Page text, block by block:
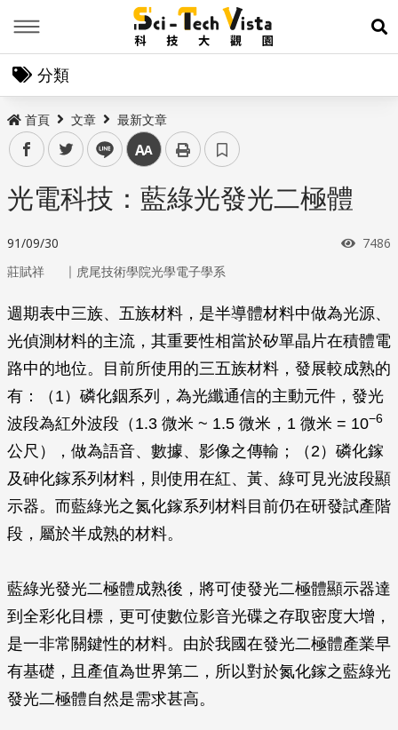
展
分類
首頁 文章 最新文章
facebooktwitter line 中
光電科技：藍綠光發光二極體
91/09/30 瀏覽
7486
莊賦祥 ｜ 虎尾技術學院光學電子學系
週期表中三族、五族材料，是半導體材料中做為光源、
光偵測材料的主流，其重要性相當於矽單晶片在積體電
路中的地位。目前所使用的三五族材料，發展較成熟的
有：（1） 磷化銦系列 ，為光纖通信的主動元件，發光
波段為紅外波段（1.3 微米 ~ 1.5 微米，1 微米 = 10−6
公尺），做為語音、數據、影像之傳輸；（2） 磷化鎵
及砷化鎵系列 材料，則使用在紅、黃、綠可見光波段顯
示器。而藍綠光之氮化鎵系列 材料目前仍在研發試產階
段，屬於半成熟的材料。
藍綠光發光二極體成熟後，將可使發光二極體顯示器達
到全彩化目標，更可使數位影音光碟之存取密度大增，
是一非常關鍵性的材料。由於我國在發光二極體產業早
有基礎，且產值為世界第二，所以對於氮化鎵之藍綠光
發光二極體自然是需求甚高。